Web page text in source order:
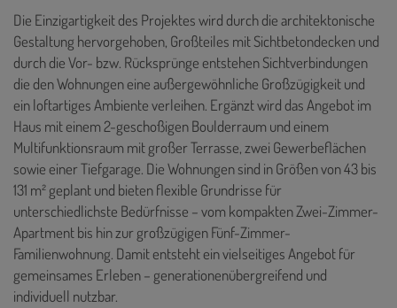
Die Einzigartigkeit des Projektes wird durch die architektonische
Gestaltung hervorgehoben, Großteiles mit Sichtbetondecken und
durch die Vor- bzw. Rücksprünge entstehen Sichtverbindungen
die den Wohnungen eine außergewöhnliche Großzügigkeit und
ein loftartiges Ambiente verleihen. Ergänzt wird das Angebot im
Haus mit einem 2-geschoßigen Boulderraum und einem
Multifunktionsraum mit großer Terrasse, zwei Gewerbeflächen
sowie einer Tiefgarage. Die Wohnungen sind in Größen von 43 bis
131 m² geplant und bieten flexible Grundrisse für
unterschiedlichste Bedürfnisse – vom kompakten Zwei-Zimmer-
Apartment bis hin zur großzügigen Fünf-Zimmer-
Familienwohnung. Damit entsteht ein vielseitiges Angebot für
gemeinsames Erleben – generationenübergreifend und
individuell nutzbar.